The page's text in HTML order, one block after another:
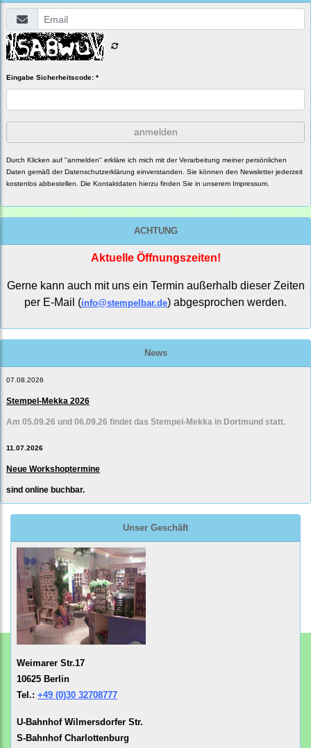
Eingabe Sicherheitscode: *
anmelden
Durch Klicken auf "anmelden" erkläre ich mich mit der Verarbeitung meiner persönlichen
Daten gemäß der Datenschutzerklärung einverstanden. Sie können den Newsletter jederzeit
kostenlos abbestellen. Die Kontaktdaten hierzu finden Sie in unserem Impressum.
ACHTUNG
Aktuelle Öffnungszeiten!
Gerne kann auch mit uns ein Termin außerhalb dieser Zeiten
per E-Mail (info@stempelbar.de) abgesprochen werden.
News
07.08.2026
Stempel-Mekka 2026
Am 05.09.26 und 06.09.26 findet das Stempel-Mekka in Dortmund statt.
11.07.2026
Neue Workshoptermine
sind online buchbar.
Unser Geschäft
Weimarer Str.17
10625 Berlin
Tel.: +49 (0)30 32708777
U-Bahnhof Wilmersdorfer Str.
S-Bahnhof Charlottenburg